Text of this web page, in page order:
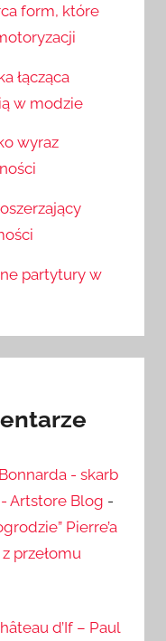
form, które
łącząca
w modzie
wyraz
partytury w
- skarb
Artstore Blog -
Pierre’a
przełomu
d’If – Paul